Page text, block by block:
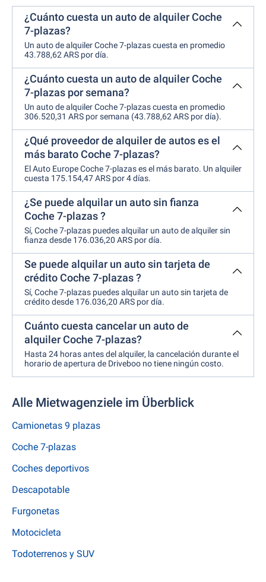
¿Cuánto cuesta un auto de alquiler Coche
7-plazas?
Un auto de alquiler Coche 7-plazas cuesta en promedio
43.788,62 ARS por día.
¿Cuánto cuesta un auto de alquiler Coche
7-plazas por semana?
Un auto de alquiler Coche 7-plazas cuesta en promedio
306.520,31 ARS por semana (43.788,62 ARS por día).
¿Qué proveedor de alquiler de autos es el
más barato Coche 7-plazas?
El Auto Europe Coche 7-plazas es el más barato. Un alquiler
cuesta 175.154,47 ARS por 4 días.
¿Se puede alquilar un auto sin fianza
Coche 7-plazas ?
Sí, Coche 7-plazas puedes alquilar un auto de alquiler sin
fianza desde 176.036,20 ARS por día.
Se puede alquilar un auto sin tarjeta de
crédito Coche 7-plazas ?
Sí, Coche 7-plazas puedes alquilar un auto sin tarjeta de
crédito desde 176.036,20 ARS por día.
Cuánto cuesta cancelar un auto de
alquiler Coche 7-plazas?
Hasta 24 horas antes del alquiler, la cancelación durante el
horario de apertura de Driveboo no tiene ningún costo.
Alle Mietwagenziele im Überblick
Camionetas 9 plazas
Coche 7-plazas
Coches deportivos
Descapotable
Furgonetas
Motocicleta
Todoterrenos y SUV